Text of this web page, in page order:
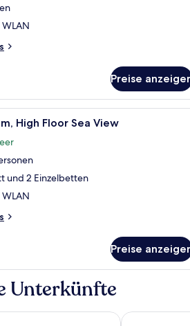
Preise
Ein Hotelzimmer mit zwei
High Floor Sea View
und 2 Einzelbetten
Preise
Unterkünfte
Hotel Ilayda